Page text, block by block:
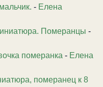
- Елена
Померанцы -
померанка - Елена
померанец к 8